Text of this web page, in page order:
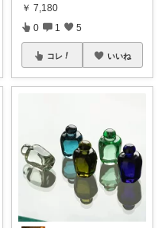
￥ 7,180
0 1 5
コレ いいね